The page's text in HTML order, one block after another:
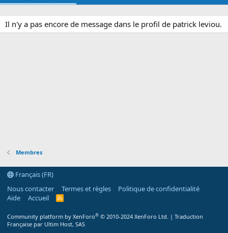
Il n'y a pas encore de message dans le profil de patrick leviou.
Membres
Français (FR)
Nous contacter
Termes et règles
Politique de confidentialité
Aide
Accueil
R
Community platform by XenForo® © 2010-2024 XenForo Ltd. | Traduction
Française par Ultim Host, SAS